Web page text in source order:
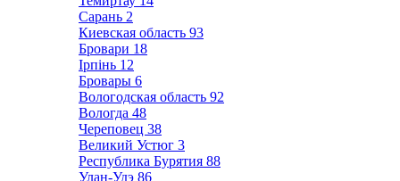
Сарань 2
Киевская область 93
Бровари 18
Ірпінь 12
Бровары 6
Вологодская область 92
Вологда 48
Череповец 38
Великий Устюг 3
Республика Бурятия 88
Улан-Удэ 86